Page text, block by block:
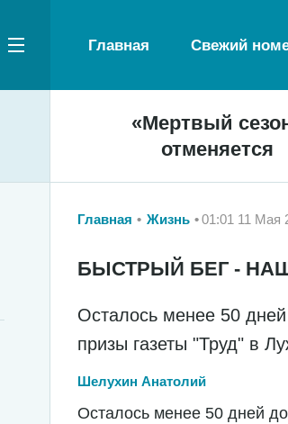
Главная Свежий
«Мертвый
отменяется
Главная Жизнь 01:01 11 Мая
БЫСТРЫЙ БЕГ -
Осталось менее 50
призы газеты "Труд" в
Шелухин Анатолий
Осталось менее 50 дней